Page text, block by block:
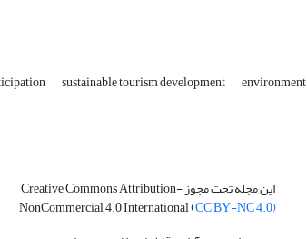
sustainable tourism development environment
این مجله تحت مجوز Creative Commons Attribution-
NonCommercial 4.0 International (CC BY-NC 4.0)